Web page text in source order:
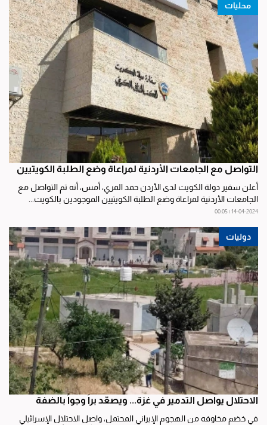
محليات
التواصل مع الجامعات الأردنية لمراعاة وضع الطلبة الكويتيين
أعلن سفير دولة الكويت لدى الأردن حمد المري، أمس، أنه تم التواصل مع
الجامعات الأردنية لمراعاة وضع الطلبة الكويتيين الموجودين بالكويت...
14-04-2024 | 00:05
دوليات
الاحتلال يواصل التدمير في غزة... ويصعّد براً وجواً بالضفة
في خضم مخاوفه من الهجوم الإيراني المحتمل، واصل الاحتلال الإسرائيلي